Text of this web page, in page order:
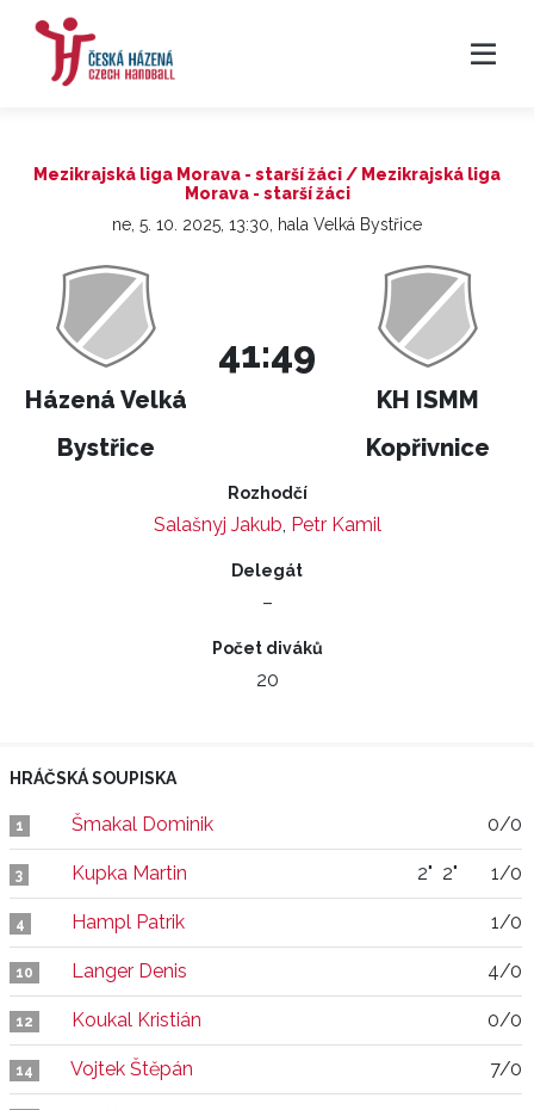
Mezikrajská liga Morava - starší žáci / Mezikrajská liga
Morava - starší žáci
ne, 5. 10. 2025, 13:30, hala Velká Bystřice
Házená Velká
Bystřice
41:49
KH ISMM
Kopřivnice
Rozhodčí
Salašnyj Jakub, Petr Kamil
Delegát
–
Počet diváků
20
HRÁČSKÁ SOUPISKA
1 Šmakal Dominik 0/0
3 Kupka Martin 2" 2" 1/0
4 Hampl Patrik 1/0
10 Langer Denis 4/0
12 Koukal Kristián 0/0
14 Vojtek Štěpán 7/0